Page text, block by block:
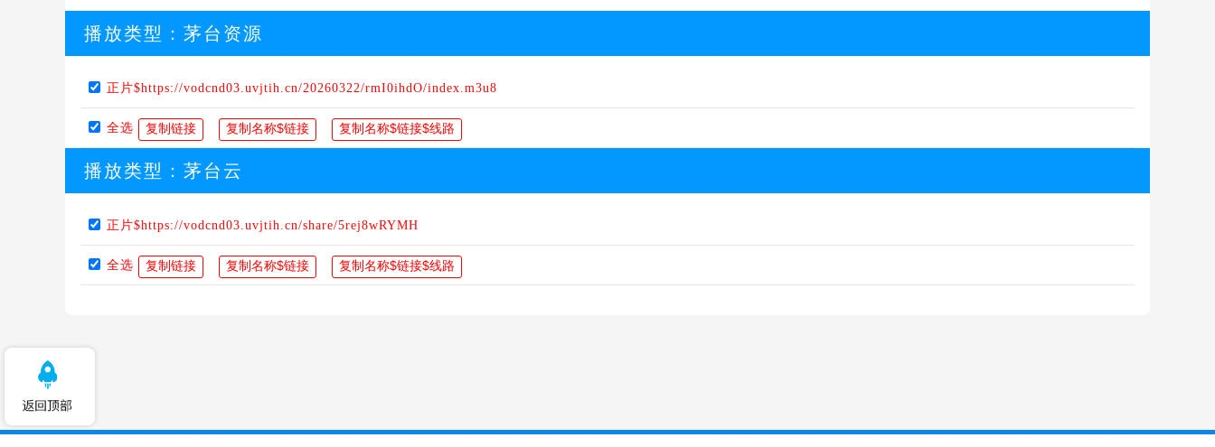
播放类型： 茅台资源
正片$https://vodcnd03.uvjtih.cn/20260322/rmI0ihdO/index.m3u8
全选
播放类型： 茅台云
正片$https://vodcnd03.uvjtih.cn/share/5rej8wRYMH
全选